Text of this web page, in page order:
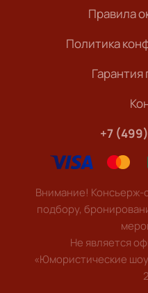
Правила
Политика
+7
Внимание! Консьерж-
подбору,
Не является
«Юмористические